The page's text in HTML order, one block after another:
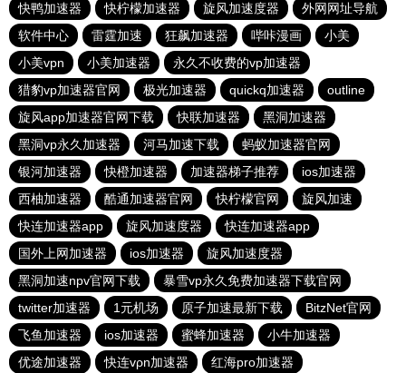
快鸭加速器
快柠檬加速器 旋风加速度器
外网网址导航
软件中心
雷霆加速 狂飙加速器 哔咔漫画
小美
小美vpn
小美加速器
永久不收费的vp加速器
猎豹vp加速器官网
极光加速器 quickq加速器
outline
旋风app加速器官网下载
快联加速器
黑洞加速器
黑洞vp永久加速器
河马加速下载
蚂蚁加速器官网
银河加速器
快橙加速器 加速器梯子推荐
ios加速器
西柚加速器
酷通加速器官网 快柠檬官网
旋风加速
快连加速器app
旋风加速度器
快连加速器app
国外上网加速器
ios加速器
旋风加速度器
黑洞加速npv官网下载
暴雪vp永久免费加速器下载官网
twitter加速器
1元机场 原子加速最新下载
BitzNet官网
飞鱼加速器
ios加速器 蜜蜂加速器
小牛加速器
优途加速器
快连vρn加速器 红海pro加速器